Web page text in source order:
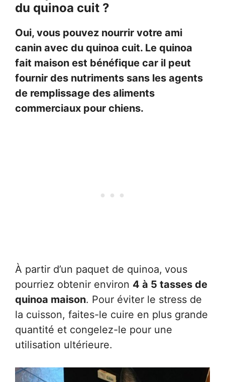
du quinoa cuit ?
Oui, vous pouvez nourrir votre ami
canin avec du quinoa cuit. Le quinoa
fait maison est bénéfique car il peut
fournir des nutriments sans les agents
de remplissage des aliments
commerciaux pour chiens.
À partir d’un paquet de quinoa, vous
pourriez obtenir environ 4 à 5 tasses de
quinoa maison. Pour éviter le stress de
la cuisson, faites-le cuire en plus grande
quantité et congelez-le pour une
utilisation ultérieure.